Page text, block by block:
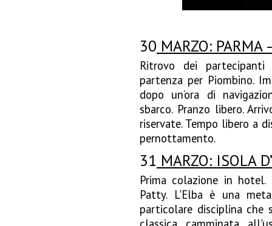
30 MARZO: PARMA
Ritrovo dei
partenza per Piombino.
dopo un’ora di
sbarco. Pranzo libero.
riservate. Tempo libero a
pernottamento.
31 MARZO: ISOLA
Prima colazione in hotel.
Patty. L'Elba è una
particolare disciplina che